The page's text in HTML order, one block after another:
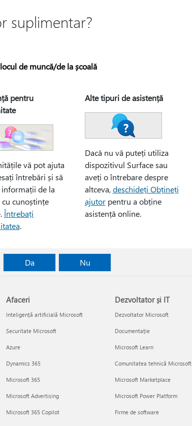
suplimentar?
de muncă/de la școală
pentru
vă pot ajuta
întrebări și să
de la
cunoștințe
Întrebați
.
Alte tipuri de asistență
Dacă nu vă puteți utiliza
dispozitivul Surface sau
aveți o întrebare despre
altceva,deschideți Obțineți
ajutorpentru a obține
asistență online.
Da Nu
Afaceri
Inteligență artificială Microsoft
Securitate Microsoft
Azure
Dynamics 365
Microsoft 365
Microsoft Advertising
Microsoft 365 Copilot
Dezvoltator și IT
Dezvoltator Microsoft
Documentație
Microsoft Learn
Comunitatea tehnică Microsoft
Microsoft Marketplace
Microsoft Power Platform
Firme de software